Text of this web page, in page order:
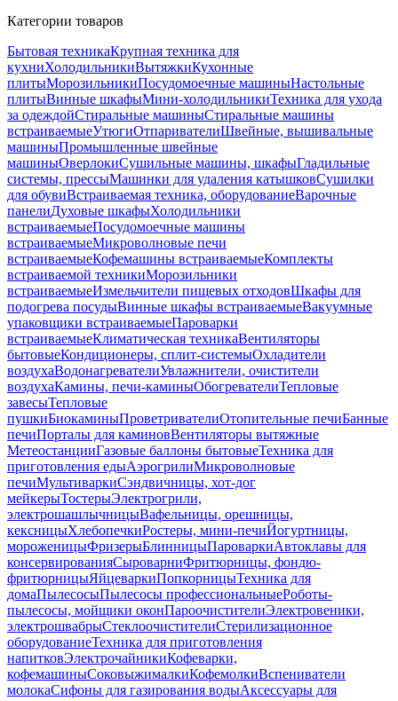
Категории товаров
Бытовая техникаКрупная техника для
кухниХолодильникиВытяжкиКухонные
плитыМорозильникиПосудомоечные машиныНастольные
плитыВинные шкафыМини-холодильникиТехника для ухода
за одеждойСтиральные машиныСтиральные машины
встраиваемыеУтюгиОтпаривателиШвейные, вышивальные
машиныПромышленные швейные
машиныОверлокиСушильные машины, шкафыГладильные
системы, прессыМашинки для удаления катышковСушилки
для обувиВстраиваемая техника, оборудованиеВарочные
панелиДуховые шкафыХолодильники
встраиваемыеПосудомоечные машины
встраиваемыеМикроволновые печи
встраиваемыеКофемашины встраиваемыеКомплекты
встраиваемой техникиМорозильники
встраиваемыеИзмельчители пищевых отходовШкафы для
подогрева посудыВинные шкафы встраиваемыеВакуумные
упаковщики встраиваемыеПароварки
встраиваемыеКлиматическая техникаВентиляторы
бытовыеКондиционеры, сплит-системыОхладители
воздухаВодонагревателиУвлажнители, очистители
воздухаКамины, печи-каминыОбогревателиТепловые
завесыТепловые
пушкиБиокаминыПроветривателиОтопительные печиБанные
печиПорталы для каминовВентиляторы вытяжные
МетеостанцииГазовые баллоны бытовыеТехника для
приготовления едыАэрогрилиМикроволновые
печиМультиваркиСэндвичницы, хот-дог
мейкерыТостерыЭлектрогрили,
электрошашлычницыВафельницы, орешницы,
кексницыХлебопечкиРостеры, мини-печиЙогуртницы,
мороженицыФризерыБлинницыПароваркиАвтоклавы для
консервированияСыроварниФритюрницы, фондю-
фритюрницыЯйцеваркиПопкорницыТехника для
домаПылесосыПылесосы профессиональныеРоботы-
пылесосы, мойщики оконПароочистителиЭлектровеники,
электрошвабрыСтеклоочистителиСтерилизационное
оборудованиеТехника для приготовления
напитковЭлектрочайникиКофеварки,
кофемашиныСоковыжималкиКофемолкиВспениватели
молокаСифоны для газирования водыАксессуары для